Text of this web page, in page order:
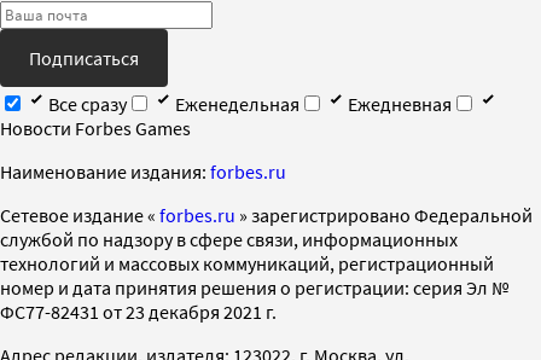
Подписаться
Все сразу
Еженедельная
Ежедневная
Новости Forbes Games
Наименование издания: forbes.ru
Cетевое издание « forbes.ru » зарегистрировано Федеральной
службой по надзору в сфере связи, информационных
технологий и массовых коммуникаций, регистрационный
номер и дата принятия решения о регистрации: серия Эл №
ФС77-82431 от 23 декабря 2021 г.
Адрес редакции, издателя: 123022, г. Москва, ул.